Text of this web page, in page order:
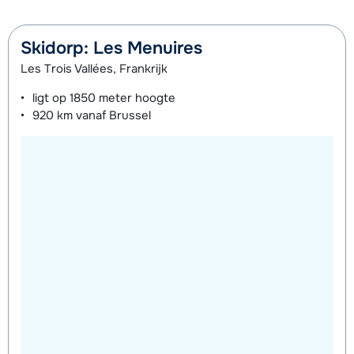
Mini Kid Schoenen (8 dagen)
afhankelijk
middags - Gevorderd
Groepsles Ski Kind (4 t/m 5 jaar) 's
morgens - Beginner
Skidorp: Les Menuires
Les Trois Vallées, Frankrijk
ligt op 1850 meter hoogte
920 km vanaf Brussel